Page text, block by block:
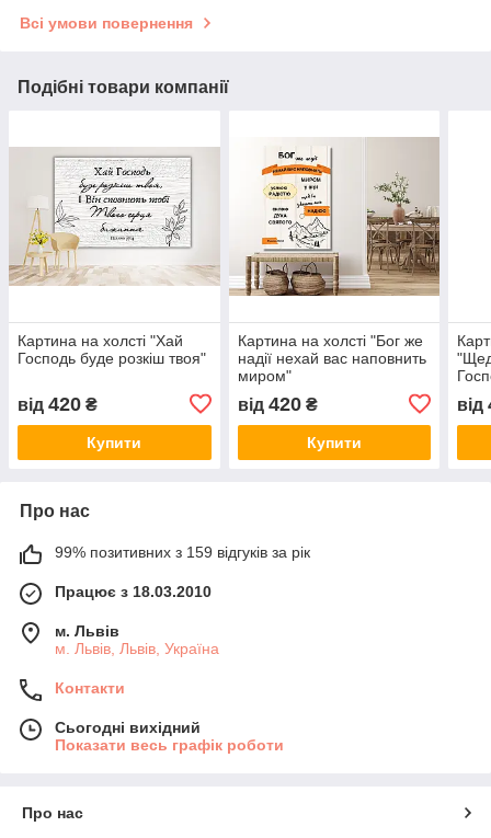
Всі умови повернення
Подібні товари компанії
Картина на холсті "Хай
Господь буде розкіш твоя"
від 420 ₴
Купити
Картина на холсті "Бог же
надії нехай вас наповнить
миром"
від 420₴
Купити
від
Про нас
99% позитивних з 159 відгуків за рік
Працює з 18.03.2010
м. Львів
м. Львів, Львів, Україна
Контакти
Сьогодні вихідний
Показати весь графік роботи
Про нас